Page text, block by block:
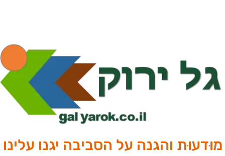
מוּדעוּת והגנה על הסביבה יגנו עלינו